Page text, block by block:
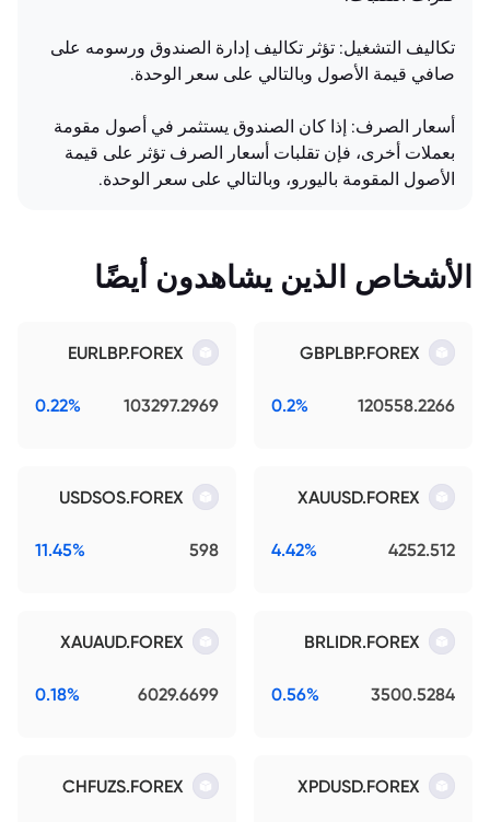
تكاليف التشغيل: تؤثر تكاليف إدارة الصندوق ورسومه على
صافي قيمة الأصول وبالتالي على سعر الوحدة.
أسعار الصرف: إذا كان الصندوق يستثمر في أصول مقومة
بعملات أخرى، فإن تقلبات أسعار الصرف تؤثر على قيمة
الأصول المقومة باليورو، وبالتالي على سعر الوحدة.
الأشخاص الذين يشاهدون أيضًا
GBPLBP.FOREX
120558.2266
0.2%
EURLBP.FOREX
103297.2969
0.22%
XAUUSD.FOREX
4252.512
4.42%
USDSOS.FOREX
598
11.45%
BRLIDR.FOREX
3500.5284
0.56%
XAUAUD.FOREX
6029.6699
0.18%
XPDUSD.FOREX
CHFUZS.FOREX